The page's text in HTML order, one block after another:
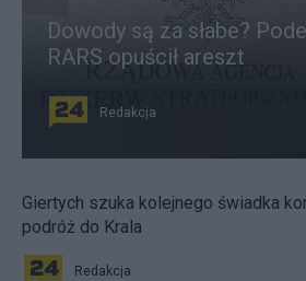
Dowody są za słabe?
RARS opuścił areszt
Redakcja
Giertych szuka kolejnego świadka
podróż do Krala
Redakcja